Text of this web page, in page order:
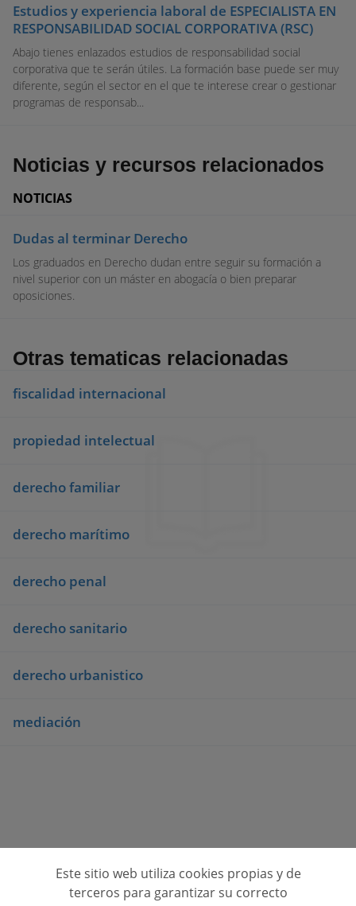
Estudios y experiencia laboral de ESPECIALISTA EN
RESPONSABILIDAD SOCIAL CORPORATIVA (RSC)
Abajo tienes enlazados estudios de responsabilidad social
corporativa que te serán útiles. La formación base puede ser muy
diferente, según el sector en el que te interese crear o gestionar
programas de responsab...
Noticias y recursos relacionados
NOTICIAS
Dudas al terminar Derecho
Los graduados en Derecho dudan entre seguir su formación a
nivel superior con un máster en abogacía o bien preparar
oposiciones.
Otras tematicas relacionadas
fiscalidad internacional
propiedad intelectual
derecho familiar
derecho marítimo
derecho penal
derecho sanitario
derecho urbanistico
mediación
Consulta opiniones de centros de formación
Este sitio web utiliza cookies propias y de
terceros para garantizar su correcto